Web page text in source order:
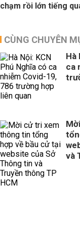
chạm rồi lớn tiếng
CÙNG CHUYÊN
Hà
ca
và